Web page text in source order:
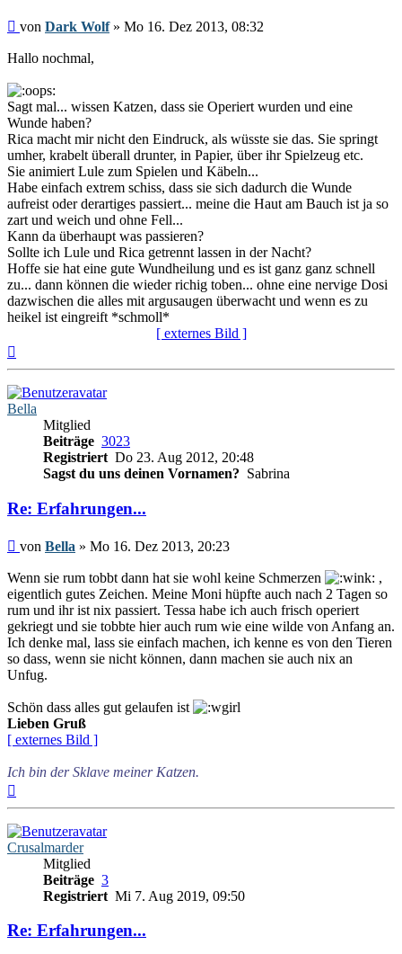
Beitrag
von Dark Wolf» Mo 16. Dez 2013, 08:32
Hallo nochmal,
Sagt mal... wissen Katzen, dass sie Operiert wurden und eine
Wunde haben?
Rica macht mir nicht den Eindruck, als wüsste sie das. Sie springt
umher, krabelt überall drunter, in Papier, über ihr Spielzeug etc.
Sie animiert Lule zum Spielen und Käbeln...
Habe einfach extrem schiss, dass sie sich dadurch die Wunde
aufreist oder derartiges passiert... meine die Haut am Bauch ist ja so
zart und weich und ohne Fell...
Kann da überhaupt was passieren?
Sollte ich Lule und Rica getrennt lassen in der Nacht?
Hoffe sie hat eine gute Wundheilung und es ist ganz ganz schnell
zu... dann können die wieder richig toben... ohne eine nervige Dosi
dazwischen die alles mit argusaugen überwacht und wenn es zu
heikel ist eingreift *schmoll*
[ externes Bild ]
Bella
Mitglied
Beiträge 3023
Registriert Do 23. Aug 2012, 20:48
Sagst du uns deinen Vornamen? Sabrina
Re: Erfahrungen...
Beitrag
von Bella » Mo 16. Dez 2013, 20:23
Wenn sie rum tobbt dann hat sie wohl keine Schmerzen
,
eigentlich gutes Zeichen. Meine Moni hüpfte auch nach 2 Tagen so
rum und ihr ist nix passiert. Tessa habe ich auch frisch operiert
gekriegt und sie tobbte hier auch rum wie eine wilde von Anfang an.
Ich denke mal, lass sie einfach machen, ich kenne es von den Tieren
so dass, wenn sie nicht können, dann machen sie auch nix an
Unfug.
Schön dass alles gut gelaufen ist
Lieben Gruß
[ externes Bild ]
Ich bin der Sklave meiner Katzen.
Crusalmarder
Mitglied
Beiträge 3
Registriert Mi 7. Aug 2019, 09:50
Re: Erfahrungen...